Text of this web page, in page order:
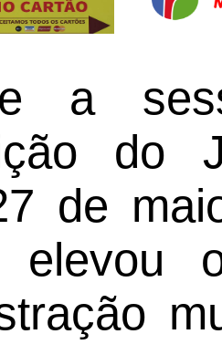
a
do
de
elevou